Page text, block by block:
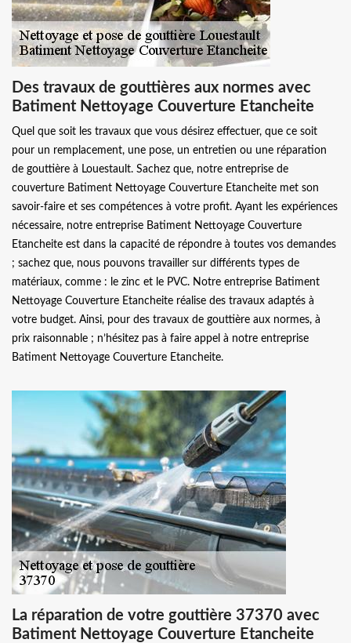
Des travaux de gouttières aux normes avec
Batiment Nettoyage Couverture Etancheite
Quel que soit les travaux que vous désirez effectuer, que ce soit
pour un remplacement, une pose, un entretien ou une réparation
de gouttière à Louestault. Sachez que, notre entreprise de
couverture Batiment Nettoyage Couverture Etancheite met son
savoir-faire et ses compétences à votre profit. Ayant les expériences
nécessaire, notre entreprise Batiment Nettoyage Couverture
Etancheite est dans la capacité de répondre à toutes vos demandes
; sachez que, nous pouvons travailler sur différents types de
matériaux, comme : le zinc et le PVC. Notre entreprise Batiment
Nettoyage Couverture Etancheite réalise des travaux adaptés à
votre budget. Ainsi, pour des travaux de gouttière aux normes, à
prix raisonnable ; n’hésitez pas à faire appel à notre entreprise
Batiment Nettoyage Couverture Etancheite.
La réparation de votre gouttière 37370 avec
Batiment Nettoyage Couverture Etancheite